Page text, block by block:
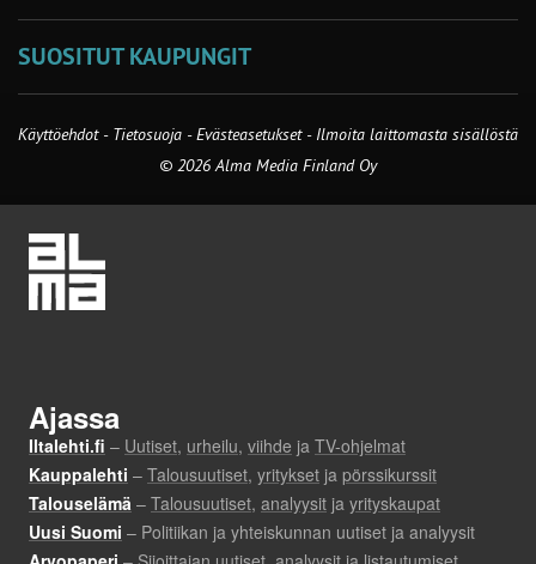
SUOSITUT KAUPUNGIT
Käyttöehdot - Tietosuoja -Evästeasetukset- Ilmoita laittomasta sisällöstä
© 2026 Alma Media Finland Oy